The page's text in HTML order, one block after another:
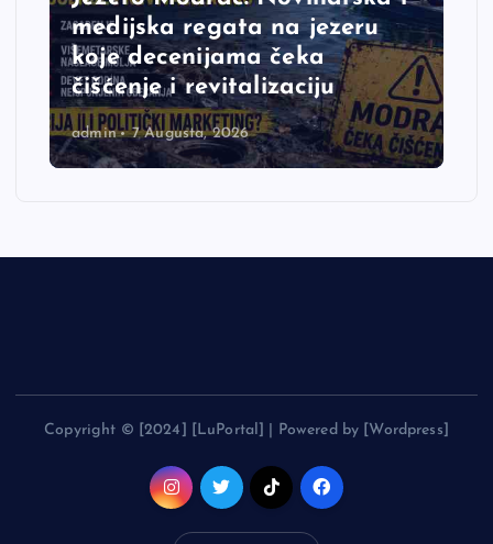
medijska regata na jezeru
koje decenijama čeka
čišćenje i revitalizaciju
admin 7 Augusta, 2026
Copyright © [2024] [LuPortal] | Powered by [Wordpress]